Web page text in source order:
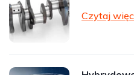
Czytaj